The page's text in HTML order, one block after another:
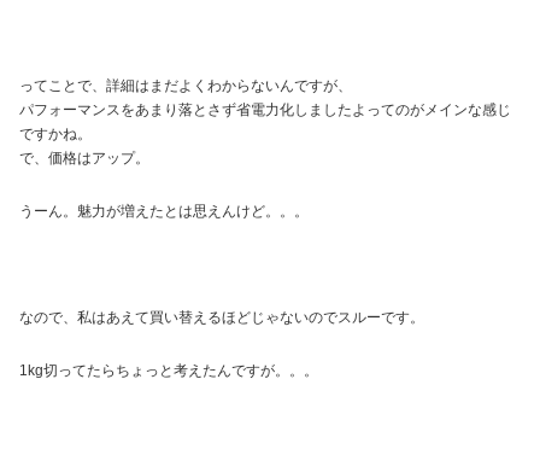
ってことで、詳細はまだよくわからないんですが、
パフォーマンスをあまり落とさず省電力化しましたよってのがメインな感じ
ですかね。
で、価格はアップ。
うーん。魅力が増えたとは思えんけど。。。
なので、私はあえて買い替えるほどじゃないのでスルーです。
1kg切ってたらちょっと考えたんですが。。。